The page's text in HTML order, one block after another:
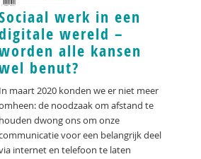
werk in een
wereld –
alle kansen
benut?
In maart 2020 konden we er niet meer
de noodzaak om afstand te
houden dwong ons om onze
voor een belangrijk deel
internet en telefoon te laten